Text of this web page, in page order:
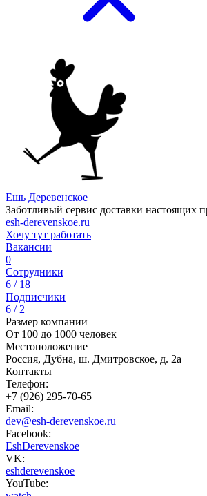
Ешь Деревенское
Заботливый сервис доставки настоящих
esh-derevenskoe.ru
Хочу тут работать
Вакансии
0
Сотрудники
6 / 18
Подписчики
6 / 2
Размер компании
От 100 до 1000 человек
Местоположение
Россия, Дубна, ш. Дмитровское, д. 2а
Контакты
Телефон:
+7 (926) 295-70-65
Email:
dev@esh-derevenskoe.ru
Facebook:
EshDerevenskoe
VK:
eshderevenskoe
YouTube: